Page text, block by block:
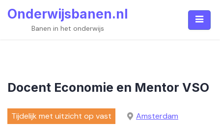
Onderwijsbanen.nl
Banen in het onderwijs
Docent Economie en Mentor VSO
Tijdelijk met uitzicht op vast
Amsterdam